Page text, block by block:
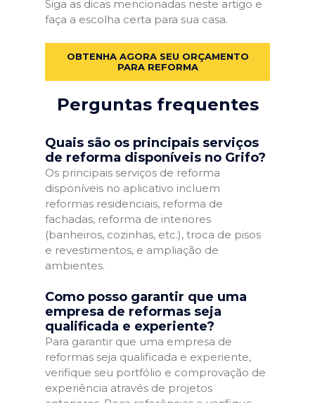
Siga as dicas mencionadas neste artigo e
faça a escolha certa para sua casa.
OBTENHA AGORA SEU ORÇAMENTO
PARA REFORMA
Perguntas frequentes
Quais são os principais serviços
de reforma disponíveis no Grifo?
Os principais serviços de reforma
disponíveis no aplicativo incluem
reformas residenciais, reforma de
fachadas, reforma de interiores
(banheiros, cozinhas, etc.), troca de pisos
e revestimentos, e ampliação de
ambientes.
Como posso garantir que uma
empresa de reformas seja
qualificada e experiente?
Para garantir que uma empresa de
reformas seja qualificada e experiente,
verifique seu portfólio e comprovação de
experiência através de projetos